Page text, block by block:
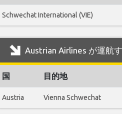
Schwechat International (VIE)
Austrian Airlines が運航
国 目的地
Austria Vienna Schwechat